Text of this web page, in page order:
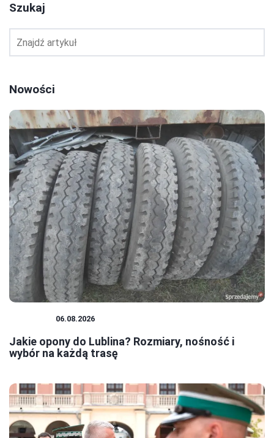
Szukaj
Nowości
06.08.2026
Jakie opony do Lublina? Rozmiary, nośność i
wybór na każdą trasę